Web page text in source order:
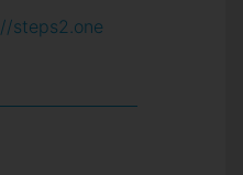
steps2.one